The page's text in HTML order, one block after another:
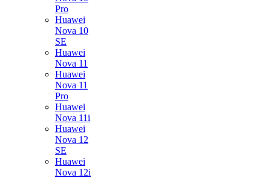
Pro
Huawei
Nova 10
SE
Huawei
Nova 11
Huawei
Nova 11
Pro
Huawei
Nova 11i
Huawei
Nova 12
SE
Huawei
Nova 12i